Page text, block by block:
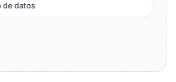
de datos